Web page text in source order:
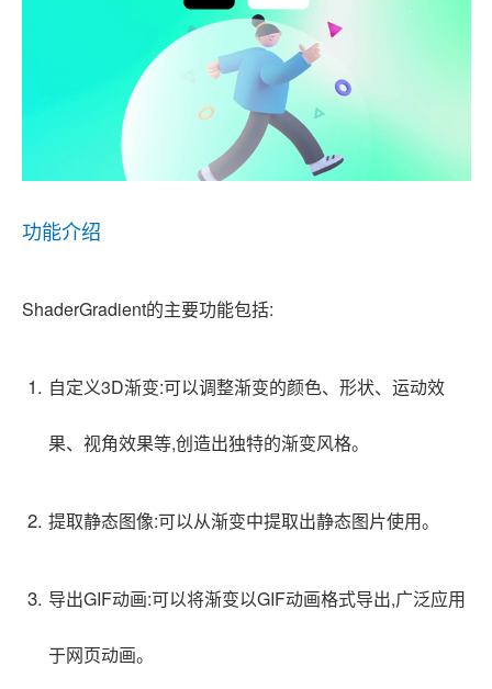
功能介绍
ShaderGradient的主要功能包括:
自定义3D渐变:可以调整渐变的颜色、形状、运动效
果、视角效果等,创造出独特的渐变风格。
提取静态图像:可以从渐变中提取出静态图片使用。
导出GIF动画:可以将渐变以GIF动画格式导出,广泛应用
于网页动画。